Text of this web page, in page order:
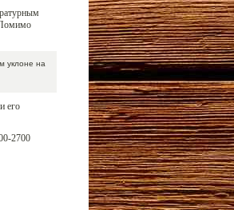
уклоне на
его
2700